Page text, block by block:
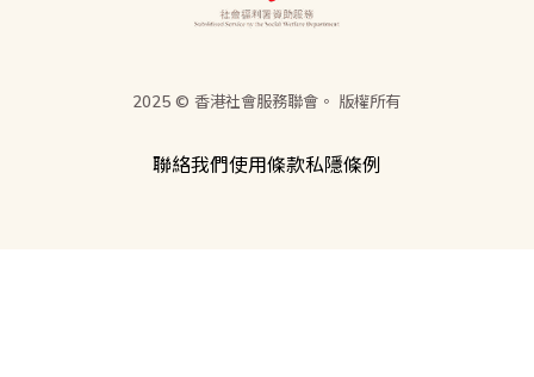
2025 © 香港社會服務聯會。 版權所有
聯絡我們使用條款私隱條例